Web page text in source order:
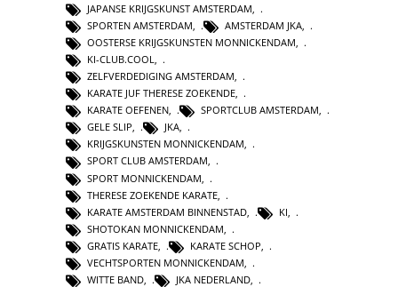
JAPANSE KRIJGSKUNST AMSTERDAM
SPORTEN AMSTERDAM
AMSTERDAM JKA
OOSTERSE KRIJGSKUNSTEN MONNICKENDAM,
KI-CLUB.COOL,
ZELFVERDEDIGING AMSTERDAM,
KARATE JUF THERESE ZOEKENDE,
KARATE OEFENEN, SPORTCLUB AMSTERDAM,
GELE SLIP, JKA,
KRIJGSKUNSTEN MONNICKENDAM,
SPORT CLUB AMSTERDAM,
SPORT MONNICKENDAM
THERESE ZOEKENDE KARATE
KARATE AMSTERDAM BINNENSTAD
KI
SHOTOKAN MONNICKENDAM
GRATIS KARATE
KARATE SCHOP
VECHTSPORTEN MONNICKENDAM
WITTE BAND
JKA NEDERLAND